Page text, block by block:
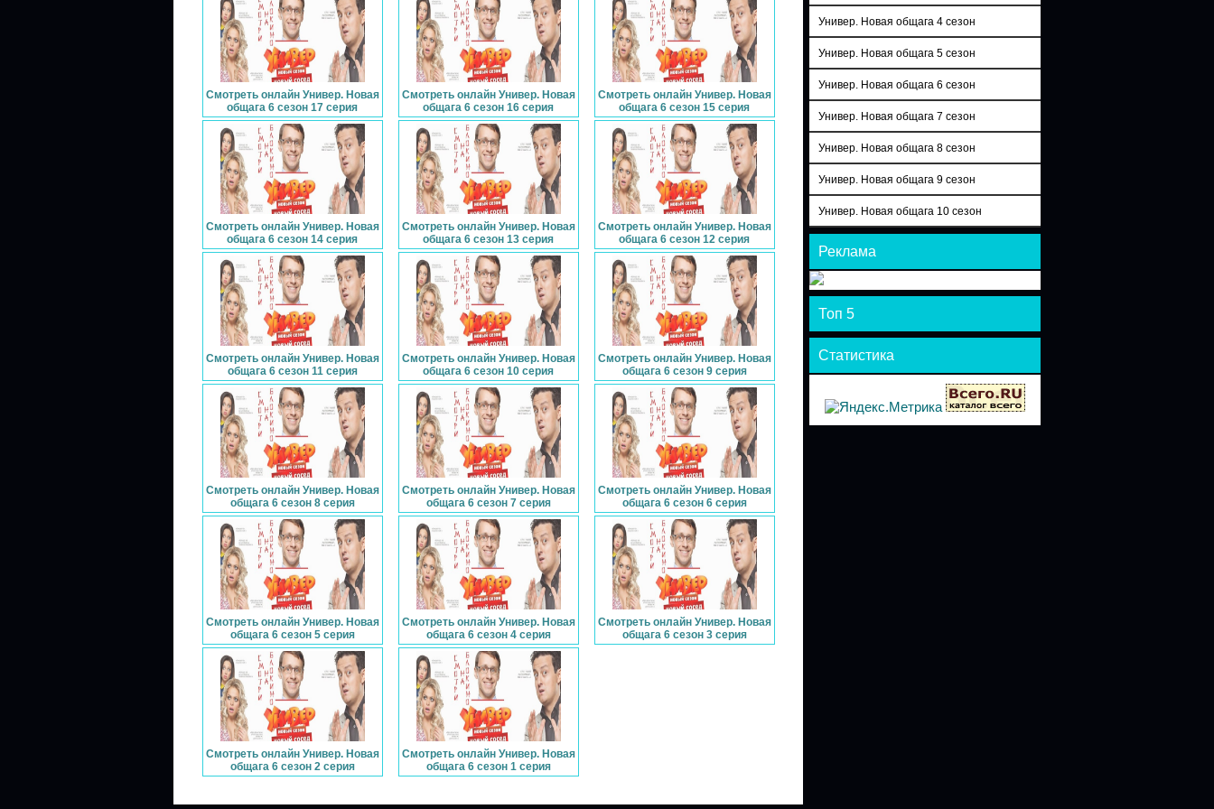
Смотреть онлайн Универ. Новая
общага 6 сезон 17 серия
Смотреть онлайн Универ. Новая
общага 6 сезон 16 серия
Смотреть онлайн Универ. Новая
общага 6 сезон 15 серия
Смотреть онлайн Универ. Новая
общага 6 сезон 14 серия
Смотреть онлайн Универ. Новая
общага 6 сезон 13 серия
Смотреть онлайн Универ. Новая
общага 6 сезон 12 серия
Смотреть онлайн Универ. Новая
общага 6 сезон 11 серия
Смотреть онлайн Универ. Новая
общага 6 сезон 10 серия
Смотреть онлайн Универ. Новая
общага 6 сезон 9 серия
Смотреть онлайн Универ. Новая
общага 6 сезон 8 серия
Смотреть онлайн Универ. Новая
общага 6 сезон 7 серия
Смотреть онлайн Универ. Новая
общага 6 сезон 6 серия
Смотреть онлайн Универ. Новая
общага 6 сезон 5 серия
Смотреть онлайн Универ. Новая
общага 6 сезон 4 серия
Смотреть онлайн Универ. Новая
общага 6 сезон 3 серия
Смотреть онлайн Универ. Новая
общага 6 сезон 2 серия
Смотреть онлайн Универ. Новая
общага 6 сезон 1 серия
Универ. Новая общага 4 сезон
Универ. Новая общага 5 сезон
Универ. Новая общага 6 сезон
Универ. Новая общага 7 сезон
Универ. Новая общага 8 сезон
Универ. Новая общага 9 сезон
Универ. Новая общага 10 сезон
Реклама
Топ 5
Статистика